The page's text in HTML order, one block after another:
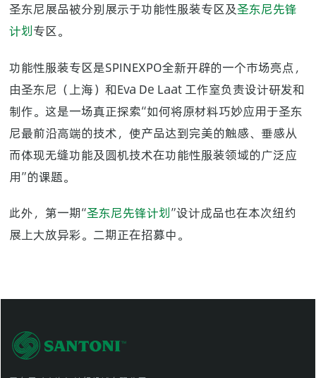
圣东尼展品被分别展示于功能性服装专区及圣东尼先锋
计划专区。
功能性服装专区是SPINEXPO全新开辟的一个市场亮点，
由圣东尼（上海）和Eva De Laat 工作室负责设计研发和
制作。这是一场真正探索“如何将原材料巧妙应用于圣东
尼最前沿高端的技术，使产品达到完美的触感、垂感从
而体现无缝功能及圆机技术在功能性服装领域的广泛应
用”的课题。
此外，第一期“圣东尼先锋计划”设计成品也在本次纽约
展上大放异彩。二期正在招募中。